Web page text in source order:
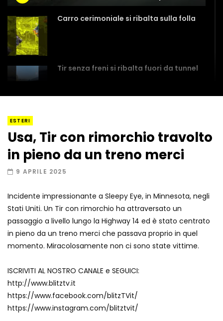
Carro cerimoniale si ribalta sulla folla
Tir senza freni si ribalta fuori da tunnel
Amiocuggino fa saltare in aria il drone
Record di baci in 30 secondi
Due navi USA si scontrano in mare
ESTERI
Usa, Tir con rimorchio travolto
in pieno da un treno merci
9 APRILE 2025
Incidente impressionante a Sleepy Eye, in Minnesota, negli
Stati Uniti. Un Tir con rimorchio ha attraversato un
passaggio a livello lungo la Highway 14 ed è stato centrato
in pieno da un treno merci che passava proprio in quel
momento. Miracolosamente non ci sono state vittime.
ISCRIVITI AL NOSTRO CANALE e SEGUICI:
http://www.blitztv.it
https://www.facebook.com/blitzTVit/
https://www.instagram.com/blitztvit/